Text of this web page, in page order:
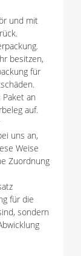
und mit
besitzen,
für
an
auf.
uns an,
Weise
Zuordnung
für die
sondern